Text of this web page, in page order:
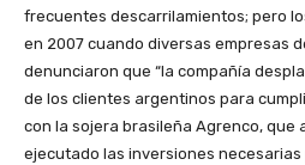
frecuentes descarrilamientos; pero
en 2007 cuando diversas empresas
denunciaron que “la compañía
de los clientes argentinos para
con la sojera brasileña Agrenco, que
ejecutado las inversiones